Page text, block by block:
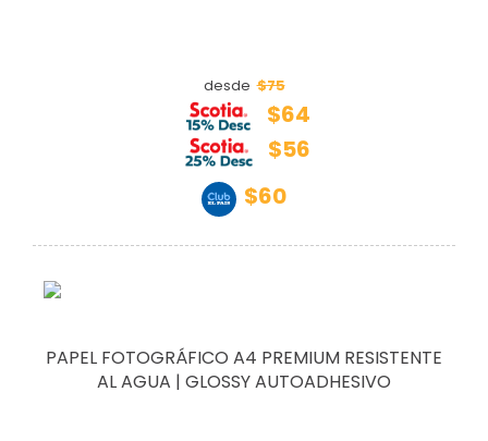
desde $75
$64
$56
$60
PAPEL FOTOGRÁFICO A4 PREMIUM RESISTENTE
AL AGUA | GLOSSY AUTOADHESIVO